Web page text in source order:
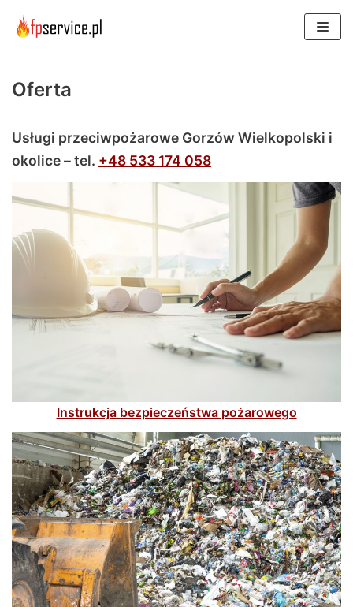
treści
Oferta
Usługi przeciwpożarowe Gorzów Wielkopolski i
okolice – tel. +48 533 174 058
Instrukcja bezpieczeństwa pożarowego